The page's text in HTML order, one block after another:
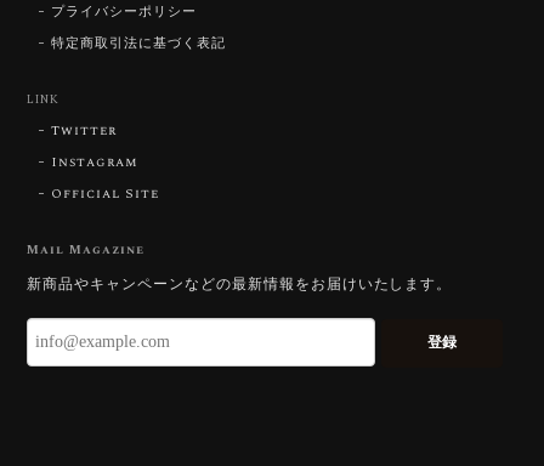
ずっと待ち望んでいたカットを運よく購入できて嬉し
いです。 ウルウルとギラギラを一度に見ることができ
る不思議なカットだと感じました。強い煌めきだけで
プライバシーポリシー
特定商取引法に基づく表記
LINK
Twitter
Instagram
Official Site
Mail Magazine
新商品やキャンペーンなどの最新情報をお届けいたします。
登録